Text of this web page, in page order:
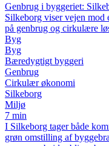
Genbrug i byggeriet:
Silkeborg viser vejen
på genbrug og cirkulære
Byg
Byg
Bæredygtigt byggeri
Genbrug
Cirkulær økonomi
Silkeborg
Miljø
7 min
I Silkeborg tager både
grøn omstilling af